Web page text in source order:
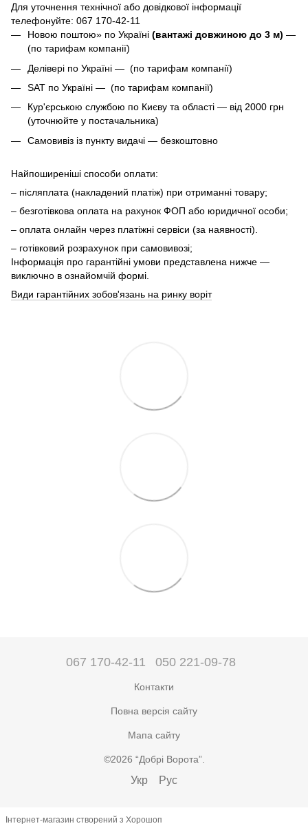
Для уточнення технічної або довідкової інформації
телефонуйте: 067 170-42-11
Новою поштою» по Україні (вантажі довжиною до 3 м) —
(по тарифам компанії)
Делівері по Україні — (по тарифам компанії)
SAT по Україні — (по тарифам компанії)
Кур'єрською службою по Києву та області — від 2000 грн
(уточнюйте у постачальника)
Самовивіз із пункту видачі — безкоштовно
Найпоширеніші способи оплати:
– післяплата (накладений платіж) при отриманні товару;
– безготівкова оплата на рахунок ФОП або юридичної особи;
– оплата онлайн через платіжні сервіси (за наявності).
– готівковий розрахунок при самовивозі;
Інформація про гарантійні умови представлена нижче —
виключно в ознайомчій формі.
Види гарантійних зобов'язань на ринку воріт
067 170-42-11 050 221-09-78
Контакти
Повна версія сайту
Мапа сайту
©2026 “Добрі Ворота”.
Укр Рус
Інтернет-магазин створений з Хорошоп